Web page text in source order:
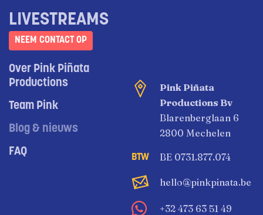
LIVESTREAMS
NEEM CONTACT OP
Over Pink Piñata
Productions
Team Pink
Blog & nieuws
FAQ
Pink Piñata
Productions Bv
Blarenberglaan 6
2800 Mechelen
BE 0731.877.074
hello@pinkpinata.be
+32 473 63 51 49